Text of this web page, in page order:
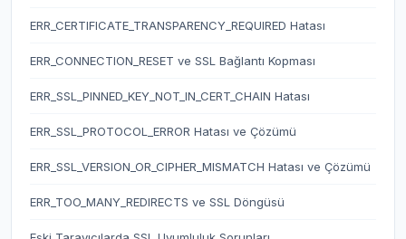
ERR_CERTIFICATE_TRANSPARENCY_REQUIRED Hatası
ERR_CONNECTION_RESET ve SSL Bağlantı Kopması
ERR_SSL_PINNED_KEY_NOT_IN_CERT_CHAIN Hatası
ERR_SSL_PROTOCOL_ERROR Hatası ve Çözümü
ERR_SSL_VERSION_OR_CIPHER_MISMATCH Hatası ve Çözümü
ERR_TOO_MANY_REDIRECTS ve SSL Döngüsü